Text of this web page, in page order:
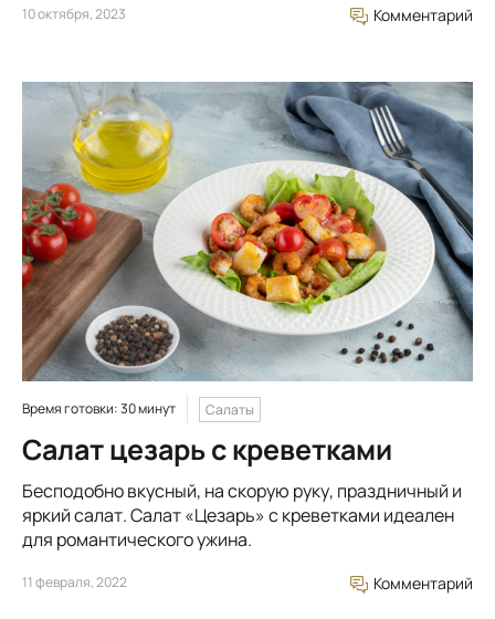
10 октября, 2023 Комментарий
Время готовки: 30 минут Салаты
Салат цезарь с креветками
Бесподобно вкусный, на скорую руку, праздничный и
яркий салат. Салат «Цезарь» с креветками идеален
для романтического ужина.
11 февраля, 2022 Комментарий